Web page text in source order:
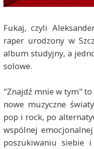
Fukaj, czyli
raper urodzony w
album studyjny, a
solowe.
"Znajdź mnie w tym"
nowe muzyczne
pop i rock, po
wspólnej
poszukiwaniu siebie